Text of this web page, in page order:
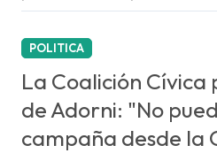
POLITICA
La Coalición Cívica
de Adorni: "No
campaña desde la